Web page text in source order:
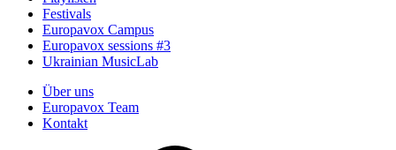
Festivals
Europavox Campus
Europavox sessions #3
Ukrainian MusicLab
Über uns
Europavox Team
Kontakt